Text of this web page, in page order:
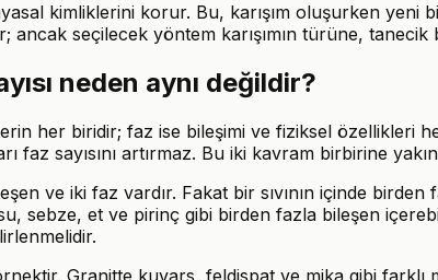
kimliklerini korur. Bu, karışım oluşurken
ancak seçilecek yöntem karışımın türüne,
neden aynı değildir?
her biridir; faz ise bileşimi ve fiziksel özellikleri
faz sayısını artırmaz. Bu iki kavram birbirine
ve iki faz vardır. Fakat bir sıvının içinde
sebze, et ve pirinç gibi birden fazla bileşen